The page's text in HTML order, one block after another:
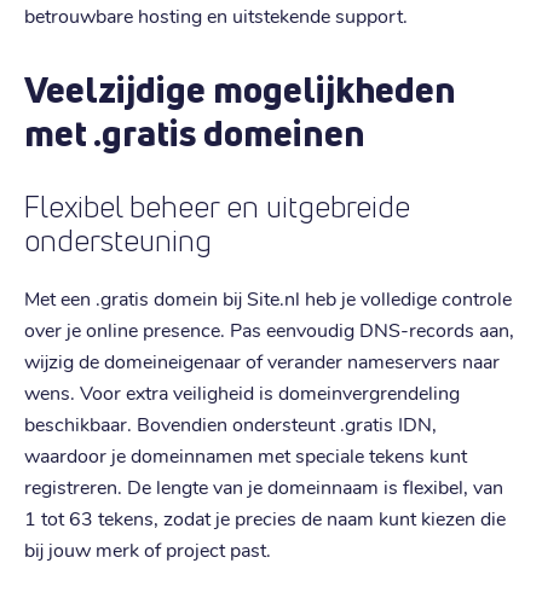
betrouwbare hosting en uitstekende support.
Veelzijdige mogelijkheden
met .gratis domeinen
Flexibel beheer en uitgebreide
ondersteuning
Met een .gratis domein bij Site.nl heb je volledige controle
over je online presence. Pas eenvoudig DNS-records aan,
wijzig de domeineigenaar of verander nameservers naar
wens. Voor extra veiligheid is domeinvergrendeling
beschikbaar. Bovendien ondersteunt .gratis IDN,
waardoor je domeinnamen met speciale tekens kunt
registreren. De lengte van je domeinnaam is flexibel, van
1 tot 63 tekens, zodat je precies de naam kunt kiezen die
bij jouw merk of project past.